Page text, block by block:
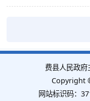
费县人民政
Copyright
网站标识码：